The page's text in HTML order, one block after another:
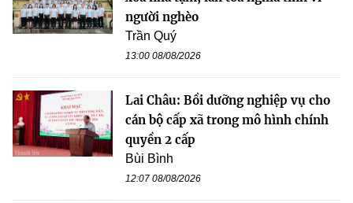
người nghèo
Trần Quý
13:00 08/08/2026
Lai Châu: Bồi dưỡng nghiệp vụ cho
cán bộ cấp xã trong mô hình chính
quyền 2 cấp
Bùi Bình
12:07 08/08/2026